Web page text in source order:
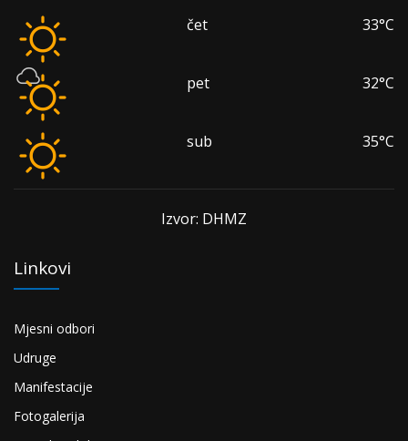
čet 33°C
pet 32°C
sub 35°C
Izvor: DHMZ
Linkovi
Mjesni odbori
Udruge
Manifestacije
Fotogalerija